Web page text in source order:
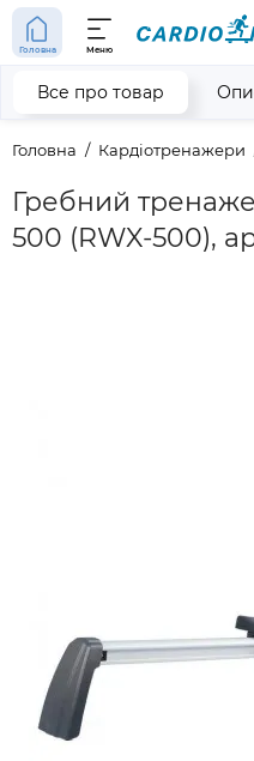
Головна Меню
Головна Кардіотренажери
Гребний
500 (RWX-500),
Все про товар